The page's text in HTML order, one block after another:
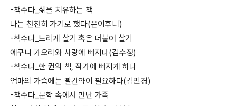
-책수다_삶을 치유하는 책
나는 천천히 가기로 했다(은이후니)
-책수다_느리게 살기 혹은 더불어 살기
에쿠니 가오리와 사랑에 빠지다(김수정)
-책수다_한 권의 책, 작가에 빠지게 하다
엄마의 가슴에는 빨간약이 필요하다(김민경)
-책수다_문학 속에서 만난 가족